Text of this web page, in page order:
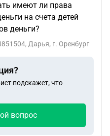
имеют ли права
на счета детей
деньги?
Дарья, г. Оренбург
подскажет, что
вопрос